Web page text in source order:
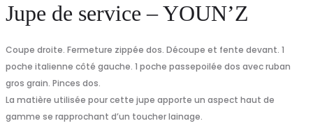
Jupe de service – YOUN’Z
Coupe droite. Fermeture zippée dos. Découpe et fente devant. 1
poche italienne côté gauche. 1 poche passepoilée dos avec ruban
gros grain. Pinces dos.
La matière utilisée pour cette jupe apporte un aspect haut de
gamme se rapprochant d’un toucher lainage.